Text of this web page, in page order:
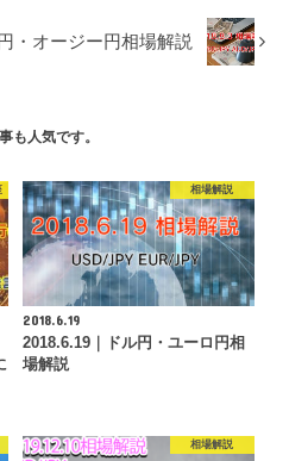
・オージー円相場解説
も人気です。
相場解説
2018.6.19
2018.6.19｜ドル円・ユーロ円相
場解説
相場解説